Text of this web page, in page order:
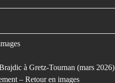
à Gretz-Tournan (mars 2026)
– Retour en images